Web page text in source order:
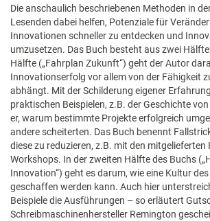
Die anschaulich beschriebenen Methoden in
Lesenden dabei helfen, Potenziale für
Innovationen schneller zu entdecken und
umzusetzen. Das Buch besteht aus zwei
Hälfte („Fahrplan Zukunft“) geht der Autor
Innovationserfolg vor allem von der Fähigkeit
abhängt. Mit der Schilderung eigener
praktischen Beispielen, z.B. der Geschichte
er, warum bestimmte Projekte erfolgreich
andere scheiterten. Das Buch benennt
diese zu reduzieren, z.B. mit den mitgelieferten
Workshops. In der zweiten Hälfte des Buchs
Innovation“) geht es darum, wie eine Kultur
geschaffen werden kann. Auch hier
Beispiele die Ausführungen – so erläutert
Schreibmaschinenhersteller Remington